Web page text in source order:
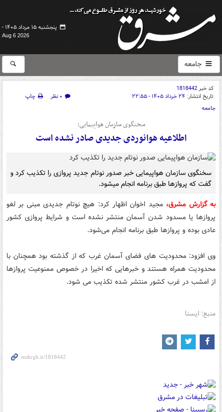
پنجشنبه ۱۵ مرداد ۱۴۰۵ -
Aug 6 2026
جامعه
کد خبر1818442
تاریخ انتشار: ۲۴ خرداد ۱۴۰۵ - ۲۲:۵۵ ۰ نظر
چاپ
جامعه
سخنگوی سازمان هواپیمایی:
اطلاعیه هوانوردی جدیدی صادر نشده است
سخنگوی سازمان هواپیمایی خبر صدور نوتام جدید پروازی را تکذیب کرد و
گفت که پروازها طبق برنامه انجام میشود.
به گزارش مشرق،مجید اخوان اظهار کرد: هیچ نوتام جدیدی مبنی بر لغو
پروازها یا مسدود شدن آسمان منتشر نشده است و شرایط پروازی کشور
عادی بوده و پروازها طبق برنامه انجام می‌شود.
وی افزود: محدودیت های فضای آسمان غرب که از گذشته بود همچنان با
محدودیت همراه هستند و خبرهایی که اخیرا در خصوص ممنوعیت پروازها
از امشب در غرب کشور منتشر شده تکذیب می شود.
منبع: ایسنا